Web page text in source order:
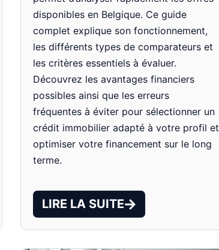
disponibles en Belgique. Ce guide
complet explique son fonctionnement,
les différents types de comparateurs et
les critères essentiels à évaluer.
Découvrez les avantages financiers
possibles ainsi que les erreurs
fréquentes à éviter pour sélectionner un
crédit immobilier adapté à votre profil et
optimiser votre financement sur le long
terme.
LIRE LA SUITE